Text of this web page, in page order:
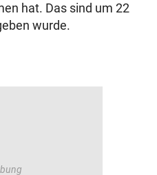
hat. Das sind um 22
wurde.